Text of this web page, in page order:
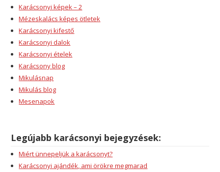
Karácsonyi képek – 2
Mézeskalács képes ötletek
Karácsonyi kifestő
Karácsonyi dalok
Karácsonyi ételek
Karácsony blog
Mikulásnap
Mikulás blog
Mesenapok
Legújabb karácsonyi bejegyzések:
Miért ünnepeljük a karácsonyt?
Karácsonyi ajándék, ami örökre megmarad